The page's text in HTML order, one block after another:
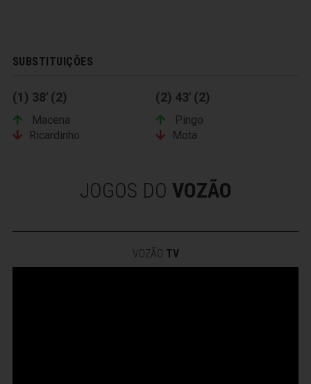
SUBSTITUIÇÕES
(1) 38' (2)
Macena
Ricardinho
(2) 43' (2)
Pingo
Mota
JOGOS DO VOZÃO
VOZÃO TV